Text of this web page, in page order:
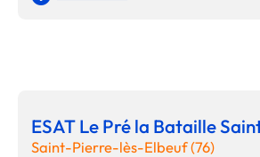
ESAT Le Pré la Bataille
Saint-Pierre-lès-Elbeuf (76)